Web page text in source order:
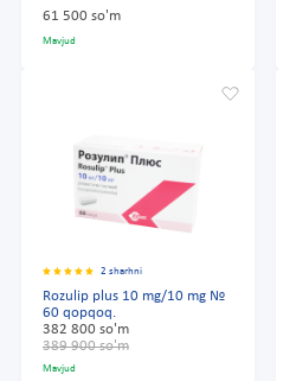
61 500 so'm
Mavjud
2 sharhni
Rozulip plus 10 mg/10 mg №
60 qopqoq.
382 800 so'm
389 900 so'm
Mavjud